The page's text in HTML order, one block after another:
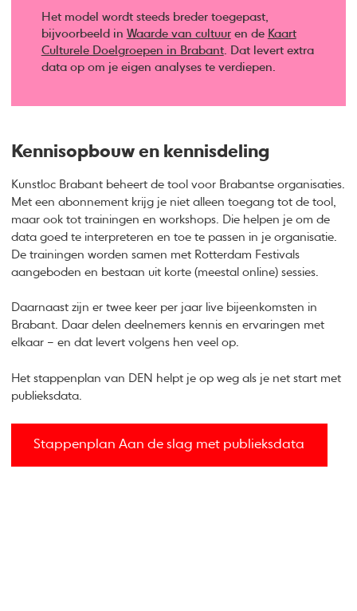
Het model wordt steeds breder toegepast,
bijvoorbeeld in Waarde van cultuuren de Kaart
Culturele Doelgroepen in Brabant. Dat levert extra
data op om je eigen analyses te verdiepen.
Kennisopbouw en kennisdeling
Kunstloc Brabant beheert de tool voor Brabantse organisaties.
Met een abonnement krijg je niet alleen toegang tot de tool,
maar ook tot trainingen en workshops. Die helpen je om de
data goed te interpreteren en toe te passen in je organisatie.
De trainingen worden samen met Rotterdam Festivals
aangeboden en bestaan uit korte (meestal online) sessies.
Daarnaast zijn er twee keer per jaar live bijeenkomsten in
Brabant. Daar delen deelnemers kennis en ervaringen met
elkaar – en dat levert volgens hen veel op.
Het stappenplan van DEN helpt je op weg als je net start met
publieksdata.
Stappenplan Aan de slag met publieksdata